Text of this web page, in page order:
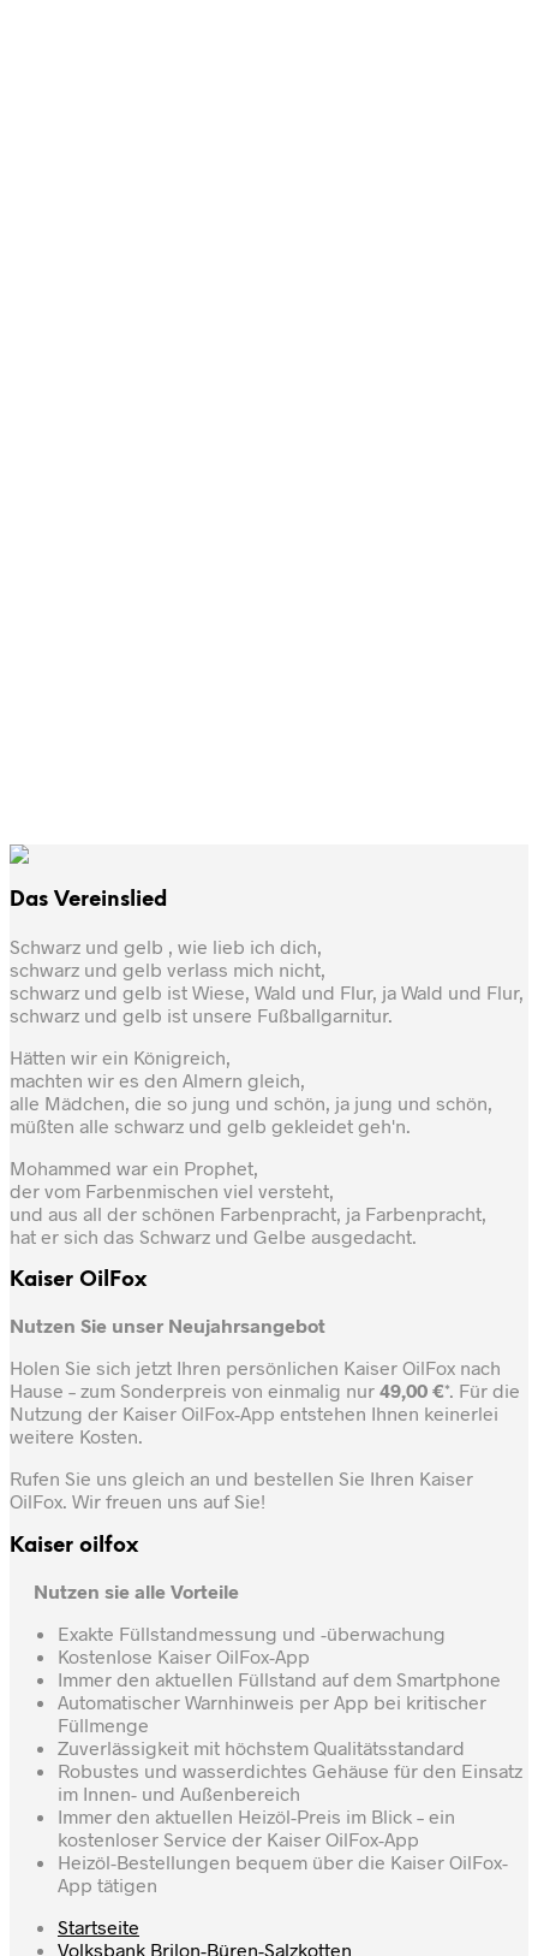
Das Vereinslied
Schwarz und gelb , wie lieb ich dich,
schwarz und gelb verlass mich nicht,
schwarz und gelb ist Wiese, Wald und Flur, ja Wald und Flur,
schwarz und gelb ist unsere Fußballgarnitur.
Hätten wir ein Königreich,
machten wir es den Almern gleich,
alle Mädchen, die so jung und schön, ja jung und schön,
müßten alle schwarz und gelb gekleidet geh'n.
Mohammed war ein Prophet,
der vom Farbenmischen viel versteht,
und aus all der schönen Farbenpracht, ja Farbenpracht,
hat er sich das Schwarz und Gelbe ausgedacht.
Kaiser OilFox
Nutzen Sie unser Neujahrsangebot
Holen Sie sich jetzt Ihren persönlichen Kaiser OilFox nach
Hause – zum Sonderpreis von einmalig nur 49,00 €*. Für die
Nutzung der Kaiser OilFox-App entstehen Ihnen keinerlei
weitere Kosten.
Rufen Sie uns gleich an und bestellen Sie Ihren Kaiser
OilFox. Wir freuen uns auf Sie!
Kaiser oilfox
Nutzen sie alle Vorteile
Exakte Füllstandmessung und -überwachung
Kostenlose Kaiser OilFox-App
Immer den aktuellen Füllstand auf dem Smartphone
Automatischer Warnhinweis per App bei kritischer
Füllmenge
Zuverlässigkeit mit höchstem Qualitätsstandard
Robustes und wasserdichtes Gehäuse für den Einsatz
im Innen- und Außenbereich
Immer den aktuellen Heizöl-Preis im Blick – ein
kostenloser Service der Kaiser OilFox-App
Heizöl-Bestellungen bequem über die Kaiser OilFox-
App tätigen
Startseite
Volksbank Brilon-Büren-Salzkotten